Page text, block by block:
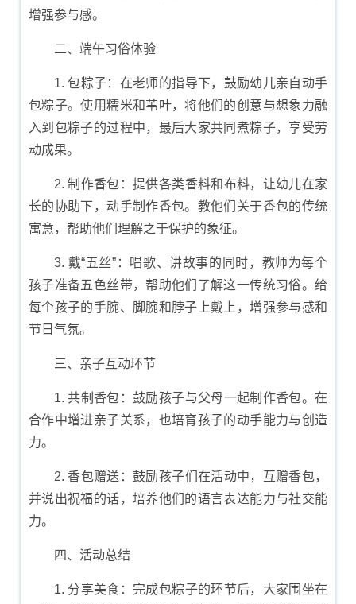
增强参与感。
二、端午习俗体验
1. 包粽子：在老师的指导下，鼓励幼儿亲自动手
包粽子。使用糯米和苇叶，将他们的创意与想象力融
入到包粽子的过程中，最后大家共同煮粽子，享受劳
动成果。
2. 制作香包：提供各类香料和布料，让幼儿在家
长的协助下，动手制作香包。教他们关于香包的传统
寓意，帮助他们理解之于保护的象征。
3. 戴“五丝”：唱歌、讲故事的同时，教师为每个
孩子准备五色丝带，帮助他们了解这一传统习俗。给
每个孩子的手腕、脚腕和脖子上戴上，增强参与感和
节日气氛。
三、亲子互动环节
1. 共制香包：鼓励孩子与父母一起制作香包。在
合作中增进亲子关系，也培育孩子的动手能力与创造
力。
2. 香包赠送：鼓励孩子们在活动中，互赠香包，
并说出祝福的话，培养他们的语言表达能力与社交能
力。
四、活动总结
1. 分享美食：完成包粽子的环节后，大家围坐在